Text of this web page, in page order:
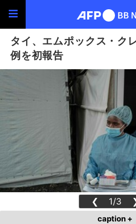
タイ、エムポックス・ク
例を初報告
❮ 1/3
caption +